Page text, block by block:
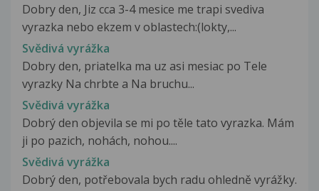
Dobry den, Jiz cca 3-4 mesice me trapi svediva
vyrazka nebo ekzem v oblastech:(lokty,...
Svědivá vyrážka
Dobry den, priatelka ma uz asi mesiac po Tele
vyrazky Na chrbte a Na bruchu...
Svědivá vyrážka
Dobrý den objevila se mi po těle tato vyrazka. Mám
ji po pazich, nohách, nohou....
Svědivá vyrážka
Dobrý den, potřebovala bych radu ohledně vyrážky.